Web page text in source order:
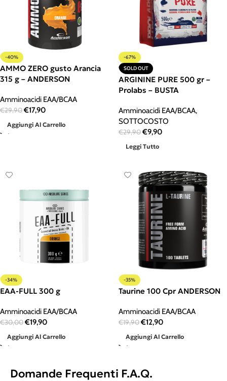
-40%
AMMO ZERO gusto Arancia
315 g – ANDERSON
Amminoacidi EAA/BCAA
€29,90€17,90
Aggiungi Al Carrello
-67%
SOLD OUT
ARGININE PURE 500 gr –
Prolabs – BUSTA
Amminoacidi EAA/BCAA,
SOTTOCOSTO
€29,90€9,90
Leggi Tutto
-34%
EAA-FULL 300 g
Amminoacidi EAA/BCAA
€30,00€19,90
Aggiungi Al Carrello
-35%
Taurine 100 Cpr ANDERSON
Amminoacidi EAA/BCAA
€19,90€12,90
Aggiungi Al Carrello
Domande Frequenti F.A.Q.